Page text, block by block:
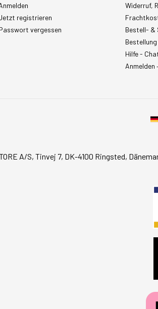
registrieren
vergessen
Widerruf,
Bestell- &
Hilfe -
Anmelden
A/S, Tinvej 7, DK-4100 Ringsted,